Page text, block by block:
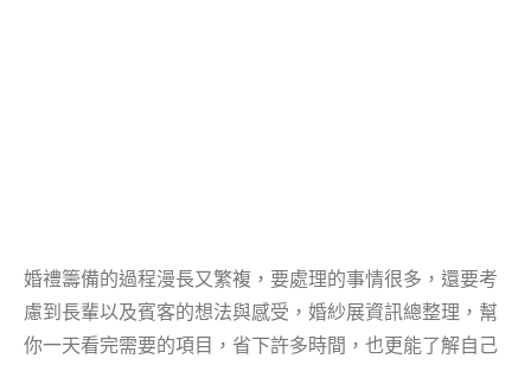
婚禮籌備的過程漫長又繁複，要處理的事情很多，還要考
慮到長輩以及賓客的想法與感受，婚紗展資訊總整理，幫
你一天看完需要的項目，省下許多時間，也更能了解自己